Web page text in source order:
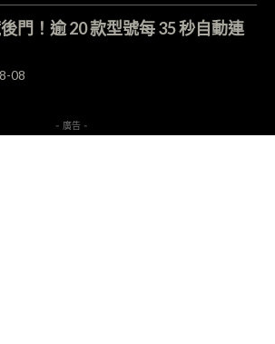
門！逾 20 款型號每 35 秒自動連
08
- 廣告 -